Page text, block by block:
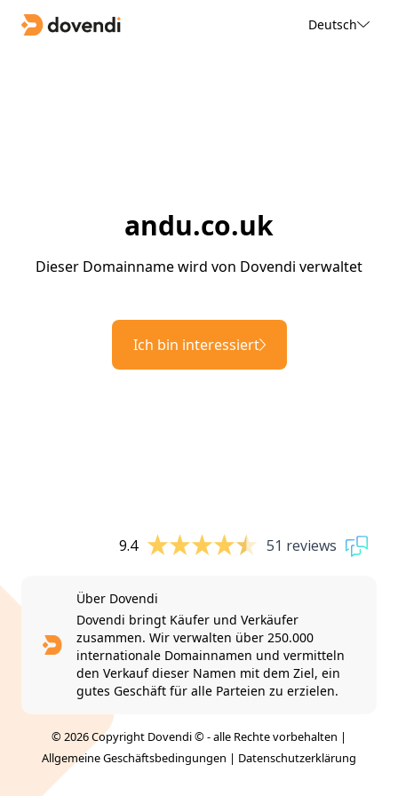
Deutsch
andu.co.uk
Dieser Domainname wird von Dovendi verwaltet
Ich bin interessiert
9.4 51 reviews
Über Dovendi
Dovendi bringt Käufer und Verkäufer
zusammen. Wir verwalten über 250.000
internationale Domainnamen und vermitteln
den Verkauf dieser Namen mit dem Ziel, ein
gutes Geschäft für alle Parteien zu erzielen.
© 2026 Copyright Dovendi © - alle Rechte vorbehalten |
Allgemeine Geschäftsbedingungen | Datenschutzerklärung